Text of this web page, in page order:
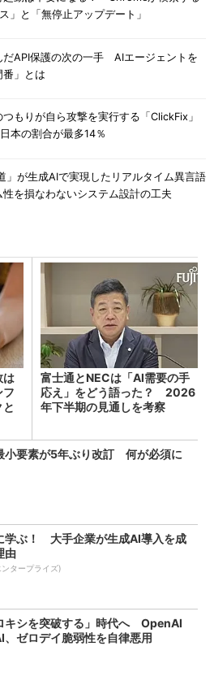
」と「無停止アップデート」
だAPI保護の次の一手 AIエージェントを
番」とは
もりが自ら攻撃を実行する「ClickFix」
本の割合が最多14％
」が生成AIで実現したリアルタイム異言語
を損なわないシステム設計の工夫
は
富士通とNECは「AI需要の手
応え」をどう語った？ 2026
年下半期の見通しを考察
小要素が5年ぶり改訂 何が必須に
学ぶ！ 大手企業が生成AI導入を成
由
タープライズ)
キシを突破する」時代へ OpenAI
、ゼロデイ脆弱性を自律悪用